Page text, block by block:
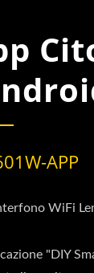
APP
WiFi
"DIY